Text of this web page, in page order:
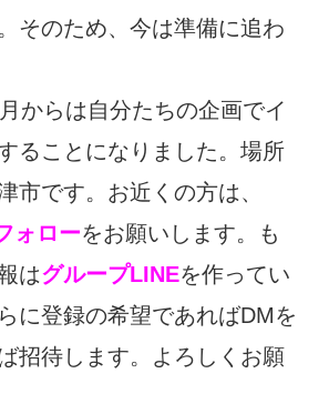
そのため、今は準備に追わ
からは自分たちの企画でイ
ることになりました。場所
市です。お近くの方は、
ォローをお願いします。も
はグループLINEを作ってい
に登録の希望であればDMを
招待します。よろしくお願